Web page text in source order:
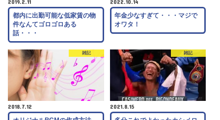
2019.2.11
都内に出勤可能な低家賃の物
件なんてゴロゴロある
話・・・
2022.10.14
年金少なすぎて・・・マジで
オワタ！
雑記
2018.7.12
雑記
2021.8.15